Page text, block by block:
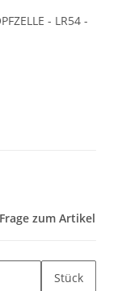
- LR54 -
Frage zum Artikel
Stück